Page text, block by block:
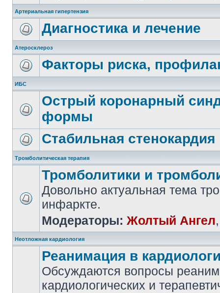
Артериальная гипертензия
Диагностика и лечение
Атеросклероз
Факторы риска,
ИБС
Острый коронарный
формы
Стабильная стенокардия
Тромболитическая терапия
Тромболитики и
Довольно актуальная тема
инфаркте.
Модераторы: Жолтый Ангел
Неотложная кардиология
Реанимация в
Обсуждаются вопросы
кардиологических и